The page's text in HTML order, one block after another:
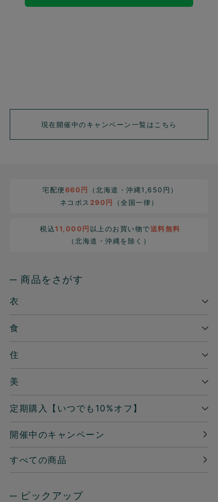
現在開催中のキャンペーン一覧はこちら
宅配便660円
（北海道・沖縄1,650円）
ネコポス 290円 （全国一律）
税込11,000円 以上のお買い物で送料無料
（北海道・沖縄を除く）
─ 商品をさがす
衣
食
住
美
定期購入【いつでも10%オフ】
開催中のキャンペーン
すべての商品
─ ピックアップ